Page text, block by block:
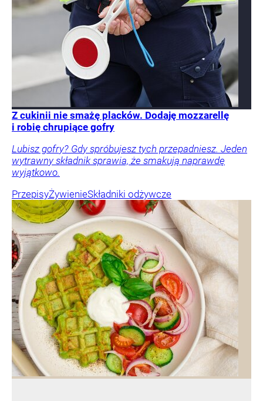
Z cukinii nie smażę placków. Dodaję mozzarellę
i robię chrupiące gofry
Lubisz gofry? Gdy spróbujesz tych przepadniesz. Jeden
wytrawny składnik sprawia, że smakują naprawdę
wyjątkowo.
PrzepisyŻywienieSkładniki odżywcze